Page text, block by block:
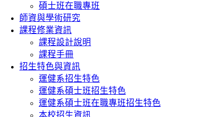
碩士班在職專班
師資與學術研究
課程修業資訊
課程設計說明
課程手冊
招生特色與資訊
運健系招生特色
運健系碩士班招生特色
運健系碩士班在職專班招生特色
本校招生資訊